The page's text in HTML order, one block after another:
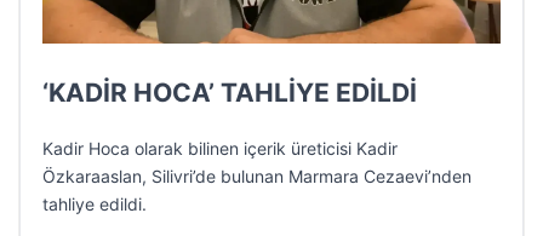
‘KADİR HOCA’ TAHLİYE EDİLDİ
Kadir Hoca olarak bilinen içerik üreticisi Kadir
Özkaraaslan, Silivri’de bulunan Marmara Cezaevi’nden
tahliye edildi.